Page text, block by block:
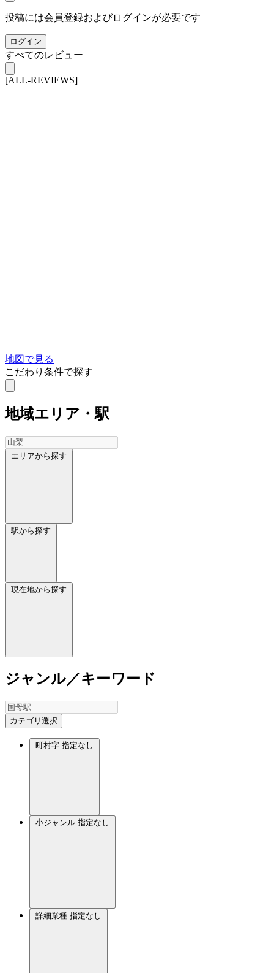
投稿には会員登録およびログインが必要です
ログイン
すべてのレビュー
[ALL-REVIEWS]
地図で見る
こだわり条件で探す
地域エリア・駅
エリアから探す
駅から探す
現在地から探す
ジャンル／キーワード
カテゴリ選択
町村字 指定なし
小ジャンル 指定なし
詳細業種 指定なし